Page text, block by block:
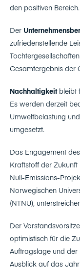
den positiven Bereich.
Der
zufriedenstellende
Gesamtergebnis der
Nachhaltigkeitbleibt
Es werden derzeit
Umweltbelastung
umgesetzt.
Das Engagement
Kraftstoff der
Null-Emissions-
Norwegischen
(NTNU),
Der
optimistisch für die
Auftragslage und
Ausblick auf das